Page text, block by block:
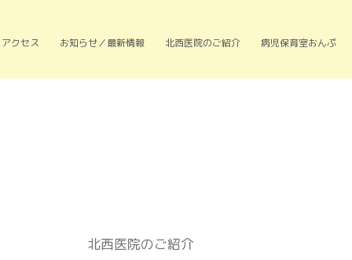
アクセス お知らせ／最新情報 北西医院のご紹介 病児保育室おんぷ
北⻄医院のご紹介